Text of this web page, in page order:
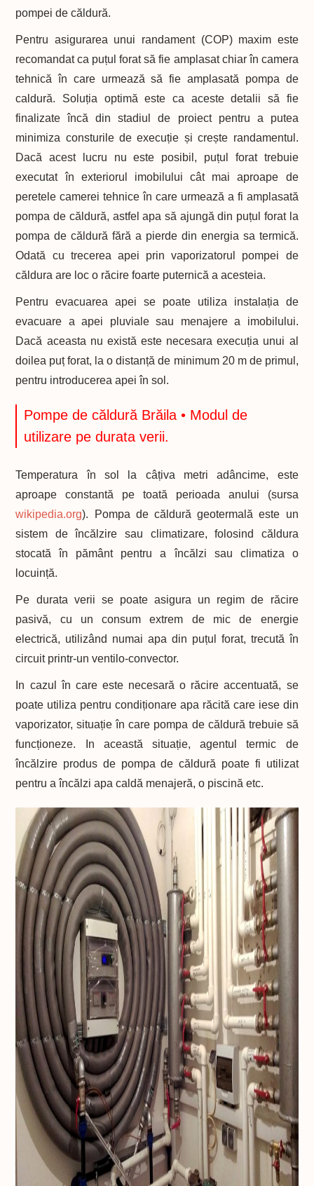
pompei de căldură.
Pentru asigurarea unui randament (COP) maxim este
recomandat ca puțul forat să fie amplasat chiar în camera
tehnică în care urmează să fie amplasată pompa de
caldură. Soluția optimă este ca aceste detalii să fie
finalizate încă din stadiul de proiect pentru a putea
minimiza consturile de execuție și crește randamentul.
Dacă acest lucru nu este posibil, puțul forat trebuie
executat în exteriorul imobilului cât mai aproape de
peretele camerei tehnice în care urmează a fi amplasată
pompa de căldură, astfel apa să ajungă din puțul forat la
pompa de căldură fără a pierde din energia sa termică.
Odată cu trecerea apei prin vaporizatorul pompei de
căldura are loc o răcire foarte puternică a acesteia.
Pentru evacuarea apei se poate utiliza instalația de
evacuare a apei pluviale sau menajere a imobilului.
Dacă aceasta nu există este necesara execuția unui al
doilea puț forat, la o distanță de minimum 20 m de primul,
pentru introducerea apei în sol.
Pompe de căldură Brăila • Modul de
utilizare pe durata verii.
Temperatura în sol la câțiva metri adâncime, este
aproape constantă pe toată perioada anului (sursa
wikipedia.org). Pompa de căldură geotermală este un
sistem de încălzire sau climatizare, folosind căldura
stocată în pământ pentru a încălzi sau climatiza o
locuință.
Pe durata verii se poate asigura un regim de răcire
pasivă, cu un consum extrem de mic de energie
electrică, utilizând numai apa din puțul forat, trecută în
circuit printr-un ventilo-convector.
In cazul în care este necesară o răcire accentuată, se
poate utiliza pentru condiționare apa răcită care iese din
vaporizator, situație în care pompa de căldură trebuie să
funcționeze. In această situație, agentul termic de
încălzire produs de pompa de căldură poate fi utilizat
pentru a încălzi apa caldă menajeră, o piscină etc.